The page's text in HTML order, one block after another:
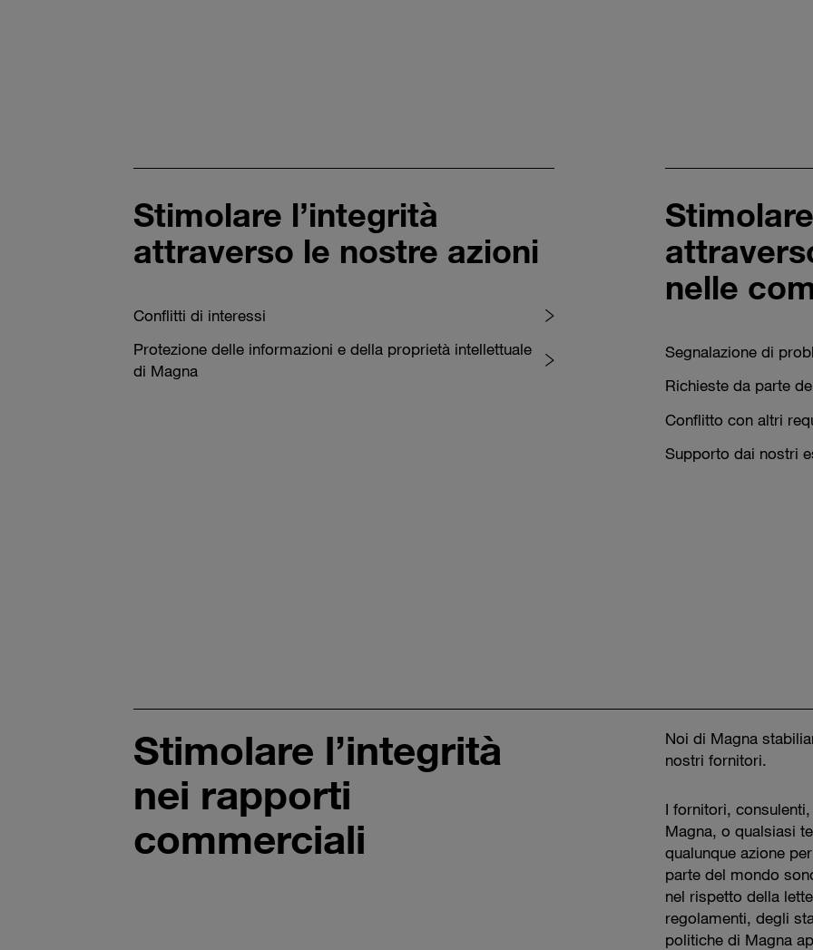
Stimolare l’integrità
attraverso le nostre azioni
Conflitti di interessi
Protezione delle informazioni e della proprietà intellettuale
di Magna
nelle
Segnalazione di
Richieste da parte
Conflitto con altri
Supporto dai nostri
Stimolare l’integrità
nei rapporti
commerciali
Noi di Magna
nostri fornitori.
I fornitori,
Magna, o qualsiasi
qualunque azione
parte del mondo
nel rispetto della
regolamenti, degli
politiche di Magna